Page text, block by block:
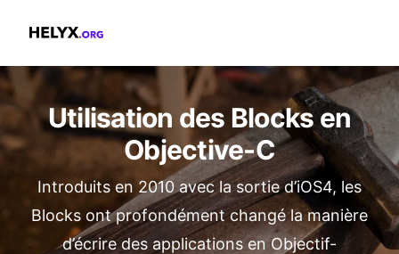
Helyx.org
Utilisation des Blocks en
Objective-C
Introduits en 2010 avec la sortie d’iOS4, les
Blocks ont profondément changé la manière
d’écrire des applications en Objectif-